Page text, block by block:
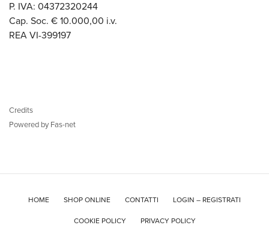
P. IVA: 04372320244
Cap. Soc. € 10.000,00 i.v.
REA VI-399197
Credits
Powered by Fas-net
HOME SHOP ONLINE CONTATTI LOGIN – REGISTRATI
COOKIE POLICY PRIVACY POLICY